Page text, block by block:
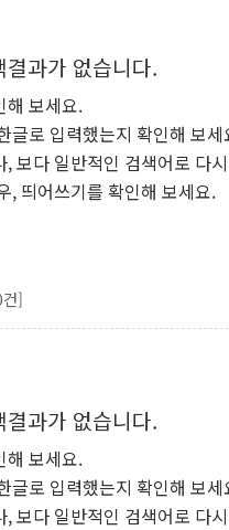
과가 없습니다.
해 보세요.
글로 입력했는지 확인해 보세
보다 일반적인 검색어로 다
, 띄어쓰기를 확인해 보세요.
]
과가 없습니다.
해 보세요.
글로 입력했는지 확인해 보세
보다 일반적인 검색어로 다